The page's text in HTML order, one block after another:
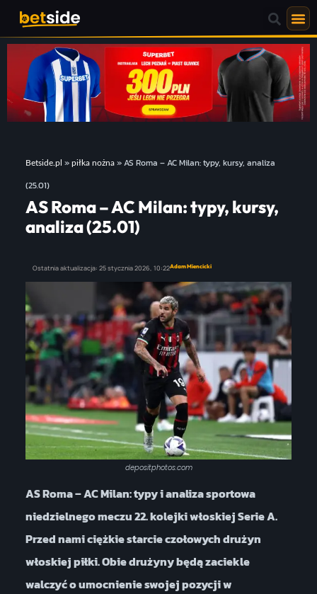
Betside.pl » piłka nożna»AS Roma – AC Milan: typy, kursy, analiza
(25.01)
AS Roma – AC Milan: typy, kursy,
analiza (25.01)
Ostatnia aktualizacja: 25 stycznia 2026, 10:22Adam Miencicki
depositphotos.com
AS Roma – AC Milan: typy i analiza sportowa
niedzielnego meczu 22. kolejki włoskiej Serie A.
Przed nami ciężkie starcie czołowych drużyn
włoskiej piłki. Obie drużyny będą zaciekle
walczyć o umocnienie swojej pozycji w